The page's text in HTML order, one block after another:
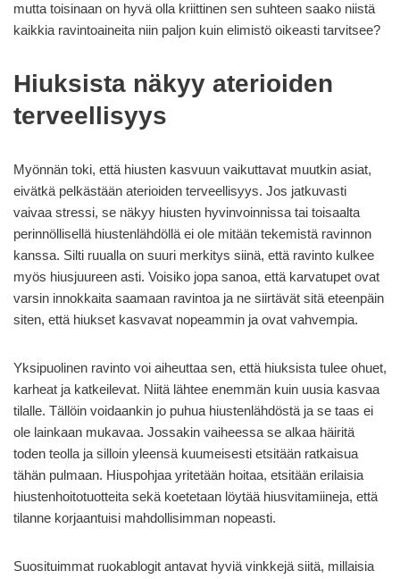
mutta toisinaan on hyvä olla kriittinen sen suhteen saako niistä
kaikkia ravintoaineita niin paljon kuin elimistö oikeasti tarvitsee?
Hiuksista näkyy aterioiden
terveellisyys
Myönnän toki, että hiusten kasvuun vaikuttavat muutkin asiat,
eivätkä pelkästään aterioiden terveellisyys. Jos jatkuvasti
vaivaa stressi, se näkyy hiusten hyvinvoinnissa tai toisaalta
perinnöllisellä hiustenlähdöllä ei ole mitään tekemistä ravinnon
kanssa. Silti ruualla on suuri merkitys siinä, että ravinto kulkee
myös hiusjuureen asti. Voisiko jopa sanoa, että karvatupet ovat
varsin innokkaita saamaan ravintoa ja ne siirtävät sitä eteenpäin
siten, että hiukset kasvavat nopeammin ja ovat vahvempia.
Yksipuolinen ravinto voi aiheuttaa sen, että hiuksista tulee ohuet,
karheat ja katkeilevat. Niitä lähtee enemmän kuin uusia kasvaa
tilalle. Tällöin voidaankin jo puhua hiustenlähdöstä ja se taas ei
ole lainkaan mukavaa. Jossakin vaiheessa se alkaa häiritä
toden teolla ja silloin yleensä kuumeisesti etsitään ratkaisua
tähän pulmaan. Hiuspohjaa yritetään hoitaa, etsitään erilaisia
hiustenhoitotuotteita sekä koetetaan löytää hiusvitamiineja, että
tilanne korjaantuisi mahdollisimman nopeasti.
Suosituimmat ruokablogit antavat hyviä vinkkejä siitä, millaisia